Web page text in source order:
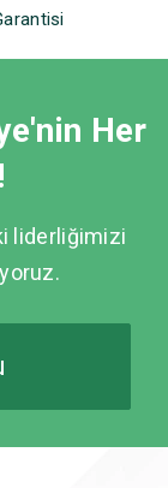
Her
liderliğimizi